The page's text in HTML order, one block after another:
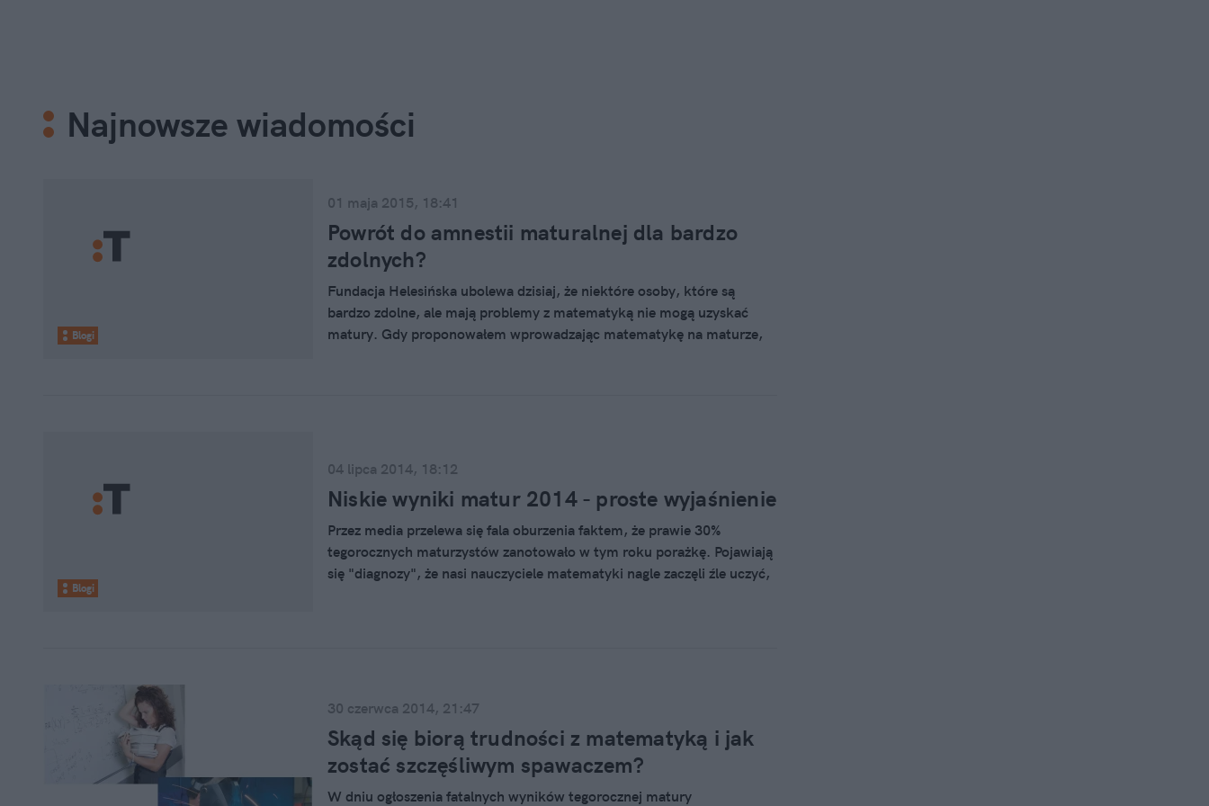
Najnowsze wiadomości
Blogi
01 maja 2015, 18:41
Powrót do amnestii maturalnej dla bardzo
zdolnych?
Fundacja Helesińska ubolewa dzisiaj, że niektóre osoby, które są
bardzo zdolne, ale mają problemy z matematyką nie mogą uzyskać
matury. Gdy proponowałem wprowadzając matematykę na maturze,
Blogi
04 lipca 2014, 18:12
Niskie wyniki matur 2014 - proste wyjaśnienie
Przez media przelewa się fala oburzenia faktem, że prawie 30%
tegorocznych maturzystów zanotowało w tym roku porażkę. Pojawiają
się "diagnozy", że nasi nauczyciele matematyki nagle zaczęli źle uczyć,
30 czerwca 2014, 21:47
Skąd się biorą trudności z matematyką i jak
zostać szczęśliwym spawaczem?
W dniu ogłoszenia fatalnych wyników tegorocznej matury